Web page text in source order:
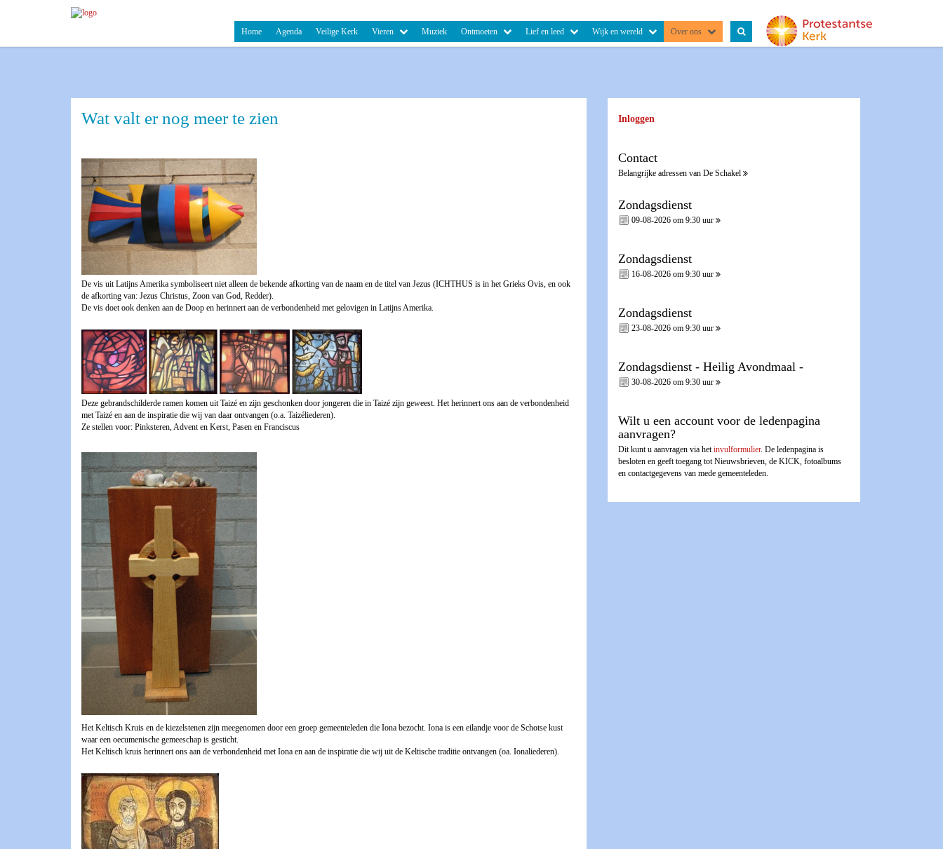
Home Agenda Veilige Kerk Vieren Muziek Ontmoeten Lief en leed Wijk en wereld Over ons
Wat valt er nog meer te zien
De vis uit Latijns Amerika symboliseert niet alleen de bekende afkorting van de naam en de titel van Jezus (ICHTHUS is in het Grieks Ovis, en ook
de afkorting van: Jezus Christus, Zoon van God, Redder).
De vis doet ook denken aan de Doop en herinnert aan de verbondenheid met gelovigen in Latijns Amerika.
Deze gebrandschilderde ramen komen uit Taizé en zijn geschonken door jongeren die in Taizé zijn geweest. Het herinnert ons aan de verbondenheid
met Taizé en aan de inspiratie die wij van daar ontvangen (o.a. Taizéliederen).
Ze stellen voor: Pinksteren, Advent en Kerst, Pasen en Franciscus
Het Keltisch Kruis en de kiezelstenen zijn meegenomen door een groep gemeenteleden die Iona bezocht. Iona is een eilandje voor de Schotse kust
waar een oecumenische gemeeschap is gesticht.
Het Keltisch kruis herinnert ons aan de verbondenheid met Iona en aan de inspiratie die wij uit de Keltische traditie ontvangen (oa. Ionaliederen).
Inloggen
Contact
Belangrijke adressen van De Schakel
Zondagsdienst
09-08-2026 om 9:30 uur
Zondagsdienst
16-08-2026 om 9:30 uur
Zondagsdienst
23-08-2026 om 9:30 uur
Zondagsdienst - Heilig Avondmaal -
30-08-2026 om 9:30 uur
Wilt u een account voor de ledenpagina
aanvragen?
Dit kunt u aanvragen via hetinvulformulier. De ledenpagina is
besloten en geeft toegang tot Nieuwsbrieven, de KICK, fotoalbums
en contactgegevens van mede gemeenteleden.